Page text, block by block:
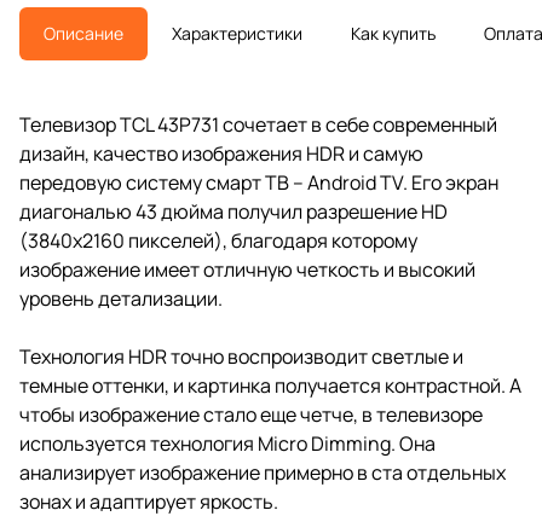
Описание Характеристики Как купить Оплата
Телевизор TCL 43P731 сочетает в себе современный
дизайн, качество изображения HDR и самую
передовую систему смарт ТВ – Android TV. Его экран
диагональю 43 дюйма получил разрешение HD
(3840x2160 пикселей), благодаря которому
изображение имеет отличную четкость и высокий
уровень детализации.
Технология HDR точно воспроизводит светлые и
темные оттенки, и картинка получается контрастной. А
чтобы изображение стало еще четче, в телевизоре
используется технология Micro Dimming. Она
анализирует изображение примерно в ста отдельных
зонах и адаптирует яркость.